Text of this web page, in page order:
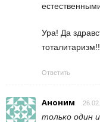
Ура! Да
Ответить
Аноним
только один